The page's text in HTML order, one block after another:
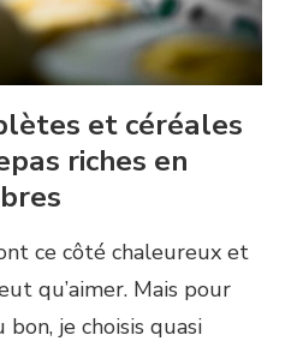
et céréales
riches en
ce côté chaleureux et
qu’aimer. Mais pour
je choisis quasi